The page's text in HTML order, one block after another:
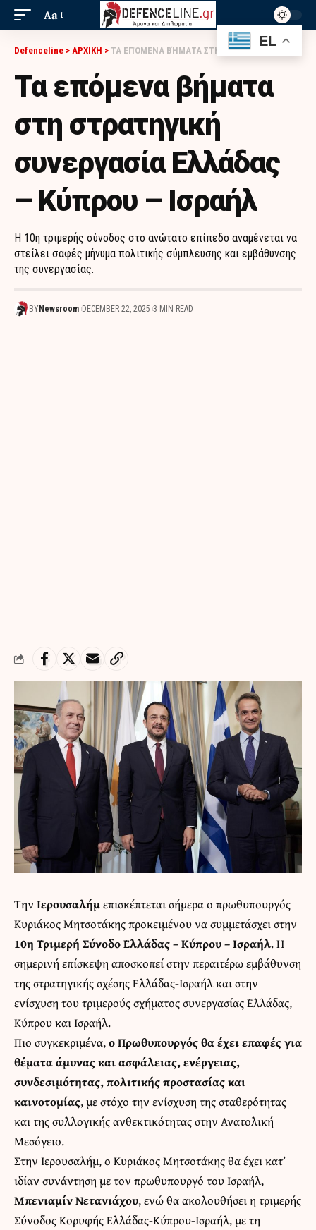
Aa
Defenceline > ΑΡΧΙΚΗ > ΤΑ ΕΠΌΜΕΝΑ ΒΉΜΑΤΑ ΣΤΗ ΣΤΡΑΤΗΓΙΚΉ ΣΥΝΕΡΓΑΣΊΑ ΕΛΛΆΔΑΣ – ΚΎΠΡΟΥ – ΙΣΡΑΉΛ
Τα επόμενα βήματα
στη στρατηγική
συνεργασία Ελλάδας
– Κύπρου – Ισραήλ
Η 10η τριμερής σύνοδος στο ανώτατο επίπεδο αναμένεται να
στείλει σαφές μήνυμα πολιτικής σύμπλευσης και εμβάθυνσης
της συνεργασίας.
BY Newsroom DECEMBER 22, 2025 3 MIN READ
Την Ιερουσαλήμεπισκέπτεται σήμερα ο πρωθυπουργός
Κυριάκος Μητσοτάκης προκειμένου να συμμετάσχει στην
10η Τριμερή Σύνοδο Ελλάδας – Κύπρου – Ισραήλ. Η
σημερινή επίσκεψη αποσκοπεί στην περαιτέρω εμβάθυνση
της στρατηγικής σχέσης Ελλάδας-Ισραήλ και στην
ενίσχυση του τριμερούς σχήματος συνεργασίας Ελλάδας,
Κύπρου και Ισραήλ.
Πιο συγκεκριμένα,ο Πρωθυπουργός θα έχει επαφές για
θέματα άμυνας και ασφάλειας, ενέργειας,
συνδεσιμότητας, πολιτικής προστασίας και
καινοτομίας, με στόχο την ενίσχυση της σταθερότητας
και της συλλογικής ανθεκτικότητας στην Ανατολική
Μεσόγειο.
Στην Ιερουσαλήμ, ο Κυριάκος Μητσοτάκης θα έχει κατ’
ιδίαν συνάντηση με τον πρωθυπουργό του Ισραήλ,
Μπενιαμίν Νετανιάχου, ενώ θα ακολουθήσει η τριμερής
Σύνοδος Κορυφής Ελλάδας-Κύπρου-Ισραήλ, με τη
EL